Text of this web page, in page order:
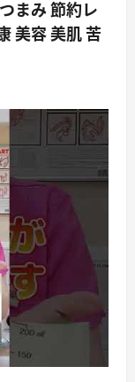
まみ 節約レ
美容 美肌 苦